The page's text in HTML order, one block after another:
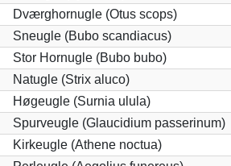
Dværghornugle (Otus scops)
Sneugle (Bubo scandiacus)
Stor Hornugle (Bubo bubo)
Natugle (Strix aluco)
Høgeugle (Surnia ulula)
Spurveugle (Glaucidium passerinum)
Kirkeugle (Athene noctua)